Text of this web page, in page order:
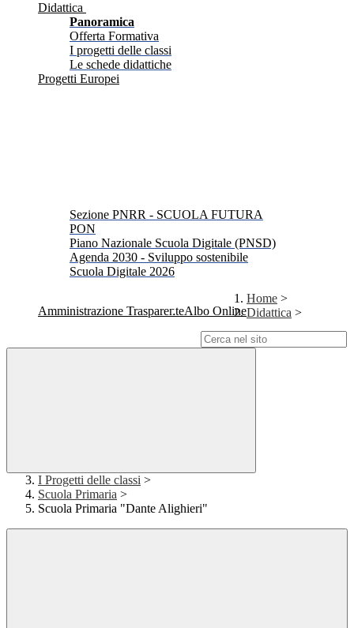
Didattica
Panoramica
Offerta Formativa
I progetti delle classi
Le schede didattiche
Progetti Europei
Sezione PNRR - SCUOLA FUTURA
PON
Piano Nazionale Scuola Digitale (PNSD)
Agenda 2030 - Sviluppo sostenibile
Scuola Digitale 2026
Amministrazione TrasparenteAlbo Online
Home >
Didattica >
I Progetti delle classi >
Scuola Primaria >
Scuola Primaria "Dante Alighieri"